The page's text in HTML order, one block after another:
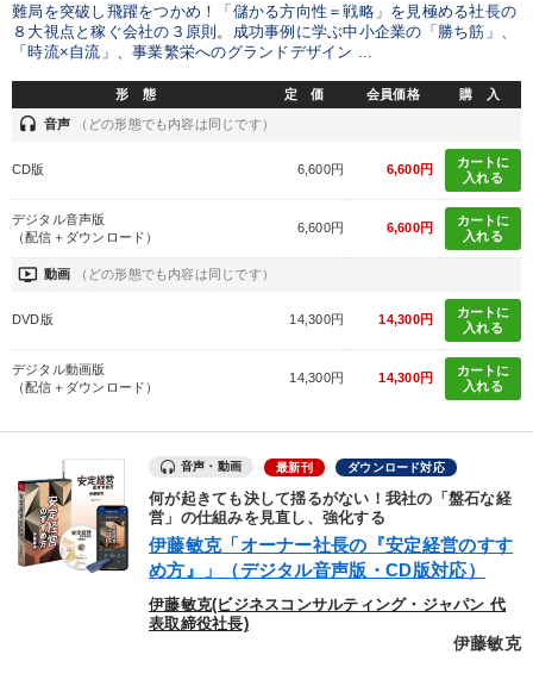
難局を突破し飛躍をつかめ！「儲かる方向性＝戦略」を見極める社長の
８大視点と稼ぐ会社の３原則。成功事例に学ぶ中小企業の「勝ち筋」、
「時流×自流」、事業繁栄へのグランドデザイン ...
形 態 定 価 会員価格 購 入
headset 音声 （どの形態でも内容は同じです）
CD版 6,600円 6,600円
カートに
入れる
デジタル音声版
（配信＋ダウンロード）
6,600円 6,600円
カートに
入れる
ondemand_video 動画 （どの形態でも内容は同じです）
DVD版 14,300円 14,300円
カートに
入れる
デジタル動画版
（配信＋ダウンロード）
14,300円 14,300円
カートに
入れる
音声・動画 最新刊 ダウンロード対応
何が起きても決して揺るがない！我社の「盤石な経
営」の仕組みを見直し、強化する
伊藤敏克「オーナー社長の『安定経営のすす
め方』」（デジタル音声版・CD版対応）
伊藤敏克(ビジネスコンサルティング・ジャパン 代
表取締役社長)
伊藤敏克